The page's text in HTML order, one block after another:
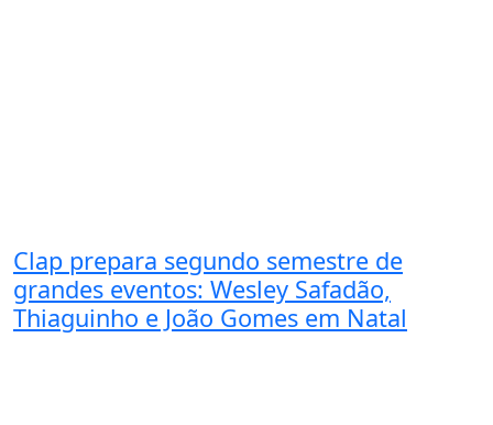
Clap prepara segundo semestre de
grandes eventos: Wesley Safadão,
Thiaguinho e João Gomes em Natal